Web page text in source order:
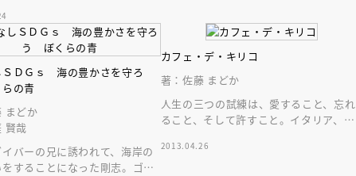
ＳＤＧｓ 海の豊かさを守ろ
の青
まどか
賢哉
バーの兄に誘われて、海岸の
することになった剛志。ゴミ
カフェ・デ・キリコ
著：佐藤 まどか
人生の三つの試練は、愛すること、忘れ
ること、そして許すこと。イタリア、ミ
絆の物語。
2013.04.26